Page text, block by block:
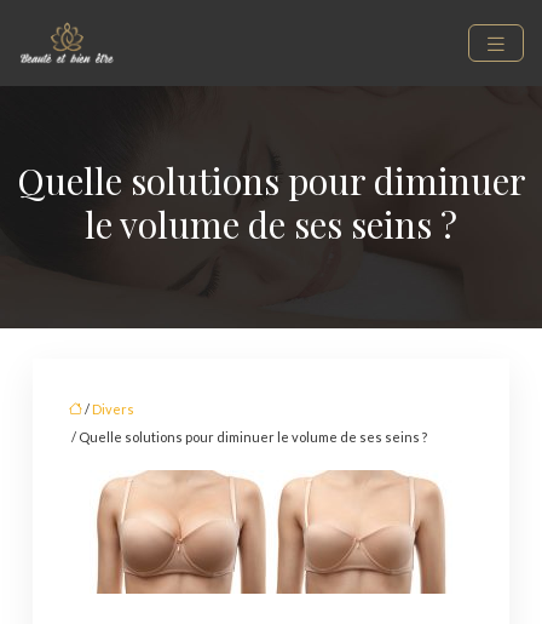
Quelle solutions pour diminuer
le volume de ses seins ?
/ Divers
/ Quelle solutions pour diminuer le volume de ses seins ?